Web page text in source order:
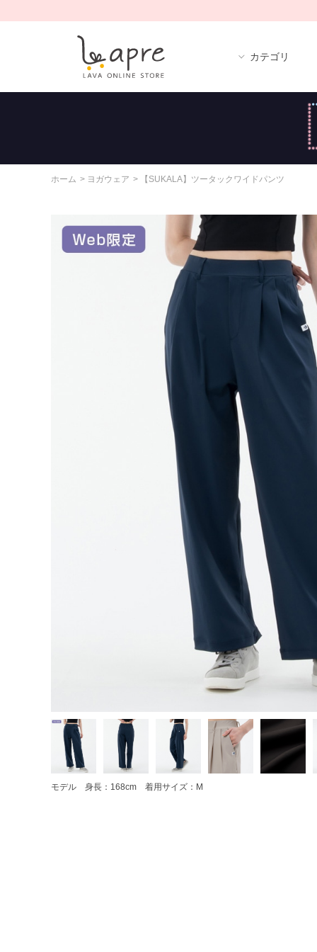
カテゴリ
ホーム > ヨガウェア > 【SUKALA】ツータックワイドパンツ
モデル 身長：168cm 着用サイズ：M